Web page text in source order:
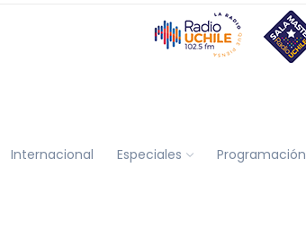
Internacional Especiales Programación